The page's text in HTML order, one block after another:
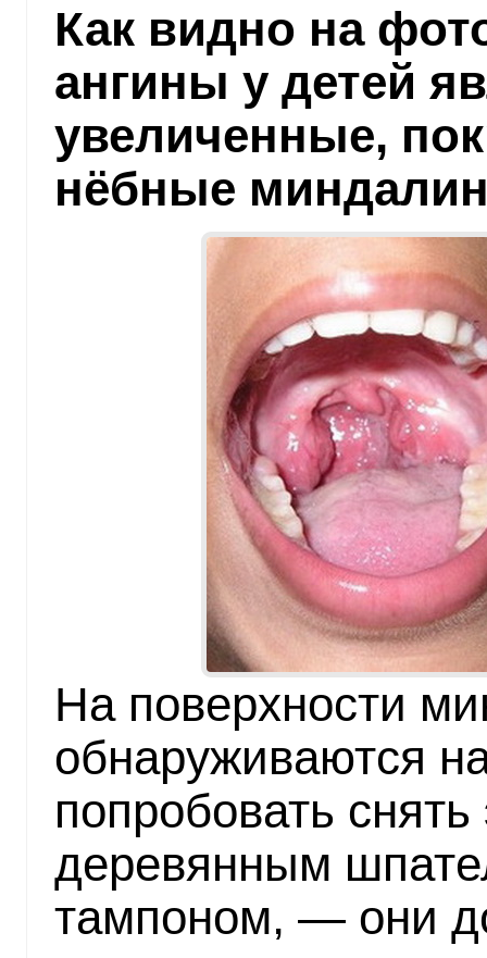
Как видно на
ангины у детей
увеличенные,
нёбные
На поверхности
обнаруживаются
попробовать
деревянным
тампоном, — они